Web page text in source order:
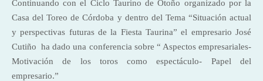
Continuando con el Ciclo Taurino de Otoño organizado por la
Casa del Toreo de Córdoba y dentro del Tema “Situación actual
y perspectivas futuras dela Fiesta Taurina” el empresario José
Cutiño ha dado una conferencia sobre “ Aspectos empresariales-
Motivación de los toros como espectáculo- Papel del
empresario.”